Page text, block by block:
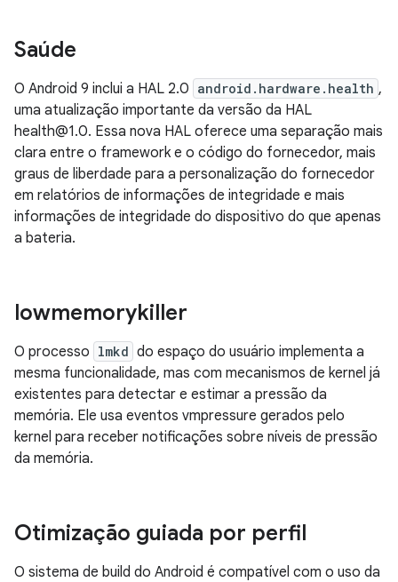
Saúde
O Android 9 inclui a HAL 2.0 android.hardware.health ,
uma atualização importante da versão da HAL
health@1.0. Essa nova HAL oferece uma separação mais
clara entre o framework e o código do fornecedor, mais
graus de liberdade para a personalização do fornecedor
em relatórios de informações de integridade e mais
informações de integridade do dispositivo do que apenas
a bateria.
lowmemorykiller
O processo lmkd do espaço do usuário implementa a
mesma funcionalidade, mas com mecanismos de kernel já
existentes para detectar e estimar a pressão da
memória. Ele usa eventos vmpressure gerados pelo
kernel para receber notificações sobre níveis de pressão
da memória.
Otimização guiada por perfil
O sistema de build do Android é compatível com o uso da